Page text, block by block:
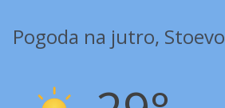
Pogoda na jutro, Stoevo